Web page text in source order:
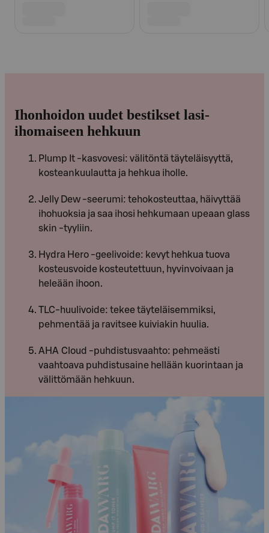
Ihonhoidon uudet bestikset lasi-
ihomaiseen hehkuun
Plump It -kasvovesi: välitöntä täyteläisyyttä,
kosteankuulautta ja hehkua iholle.
Jelly Dew -seerumi: tehokosteuttaa, häivyttää
ihohuoksia ja saa ihosi hehkumaan upeaan glass
skin -tyyliin.
Hydra Hero -geelivoide: kevyt hehkua tuova
kosteusvoide kosteutettuun, hyvinvoivaan ja
heleään ihoon.
TLC-huulivoide: tekee täyteläisemmiksi,
pehmentää ja ravitsee kuiviakin huulia.
AHA Cloud -puhdistusvaahto: pehmeästi
vaahtoava puhdistusaine hellään kuorintaan ja
välittömään hehkuun.